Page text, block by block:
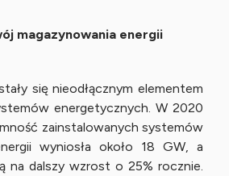
magazynowania energii
się nieodłącznym elementem
energetycznych. W 2020
zainstalowanych systemów
wyniosła około 18 GW, a
na dalszy wzrost o 25% rocznie.